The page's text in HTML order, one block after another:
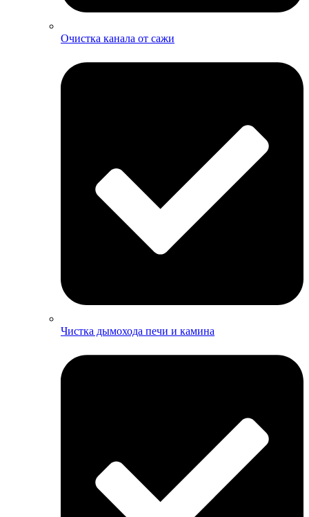
Очистка канала от сажи
Чистка дымохода печи и камина